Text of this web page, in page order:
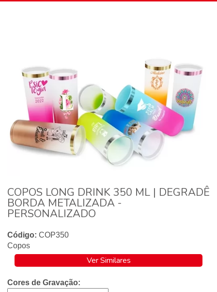
COPOS LONG DRINK 350 ML | DEGRADÊ
BORDA METALIZADA -
PERSONALIZADO
Código: COP350
Copos
Ver Similares
Cores de Gravação: